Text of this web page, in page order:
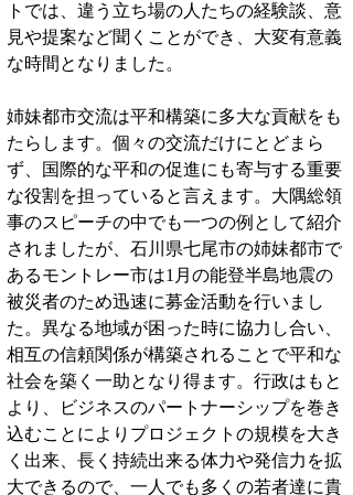
トでは、違う立ち場の人たちの経験談、意
見や提案など聞くことができ、大変有意義
な時間となりました。
姉妹都市交流は平和構築に多大な貢献をも
たらします。個々の交流だけにとどまら
ず、国際的な平和の促進にも寄与する重要
な役割を担っていると言えます。大隅総領
事のスピーチの中でも一つの例として紹介
されましたが、石川県七尾市の姉妹都市で
あるモントレー市は1月の能登半島地震の
被災者のため迅速に募金活動を行いまし
た。異なる地域が困った時に協力し合い、
相互の信頼関係が構築されることで平和な
社会を築く一助となり得ます。 行政はもと
より、ビジネスのパートナーシップを巻き
込むことによりプロジェクトの規模を大き
く出来、長く持続出来る体力や発信力を拡
大できるので、一人でも多くの若者達に貴